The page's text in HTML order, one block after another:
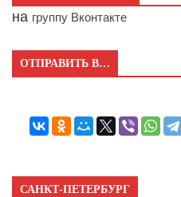
на группу Вконтакте
ОТПРАВИТЬ В…
САНКТ-ПЕТЕРБУРГ